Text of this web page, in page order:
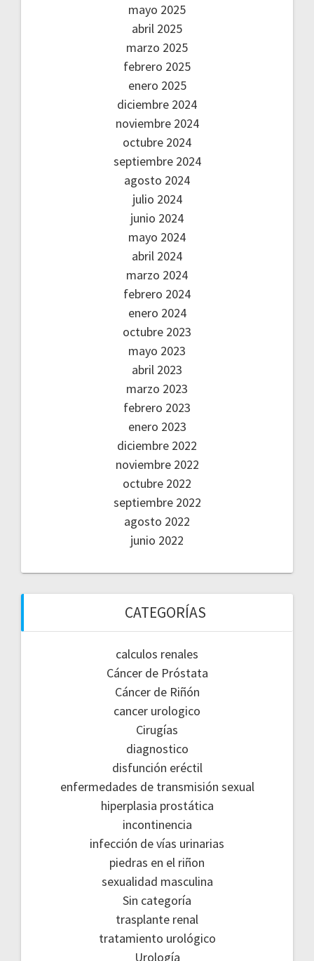
mayo 2025
abril 2025
marzo 2025
febrero 2025
enero 2025
diciembre 2024
noviembre 2024
octubre 2024
septiembre 2024
agosto 2024
julio 2024
junio 2024
mayo 2024
abril 2024
marzo 2024
febrero 2024
enero 2024
octubre 2023
mayo 2023
abril 2023
marzo 2023
febrero 2023
enero 2023
diciembre 2022
noviembre 2022
octubre 2022
septiembre 2022
agosto 2022
junio 2022
CATEGORÍAS
calculos renales
Cáncer de Próstata
Cáncer de Riñón
cancer urologico
Cirugías
diagnostico
disfunción eréctil
enfermedades de transmisión sexual
hiperplasia prostática
incontinencia
infección de vías urinarias
piedras en el riñon
sexualidad masculina
Sin categoría
trasplante renal
tratamiento urológico
Urología